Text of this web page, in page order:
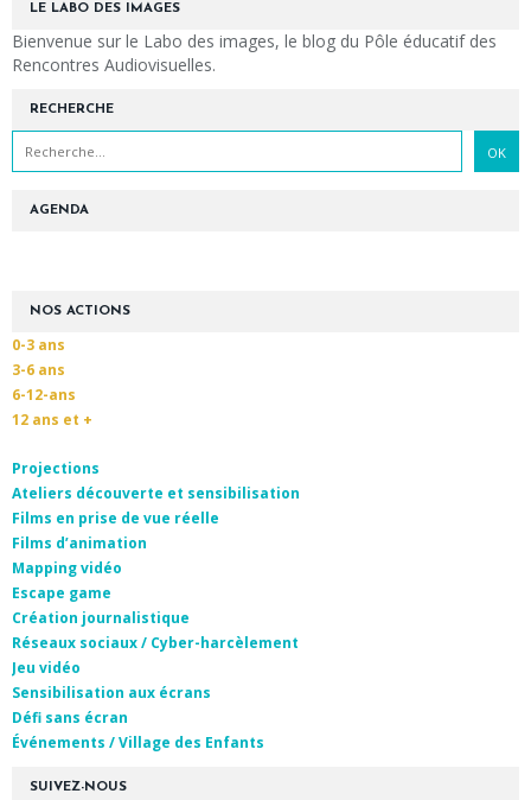
SUIVEZ-NOUS
RECHERCHE
LE LABO DES IMAGES
Bienvenue sur le Labo des images, le blog du Pôle éducatif des
Rencontres Audiovisuelles.
NOS ACTIONS
0-3 ans
3-6 ans
6-12-ans
12 ans et +
Projections
Ateliers découverte et sensibilisation
Films en prise de vue réelle
Films d’animation
Mapping vidéo
Escape game
Création journalistique
Réseaux sociaux / Cyber-harcèlement
Jeu vidéo
Sensibilisation aux écrans
Défi sans écran
Événements / Village des Enfants
AGENDA